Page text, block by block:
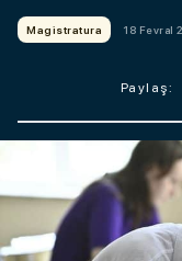
Magistratura 18 Fevral
Paylaş: